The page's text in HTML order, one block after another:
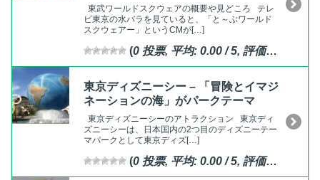
東武ワールドスクウェアの概要や見どころ テレ
ビ東京の水バラを見ていると、「と～ぶワールド
スクウェアー」というCMが[…]
(0 投票, 平均: 0.00 / 5, 評価済
東京ディズニーシー – 「冒険とイマジ
ネーションの海」がパークテーマ
東京ディズニーシーのアトラクション 東京ディ
ズニーシーは、日本国内の2つ目のディズニーテー
マパークとして東京ディズ[…]
(0 投票, 平均: 0.00 / 5, 評価済